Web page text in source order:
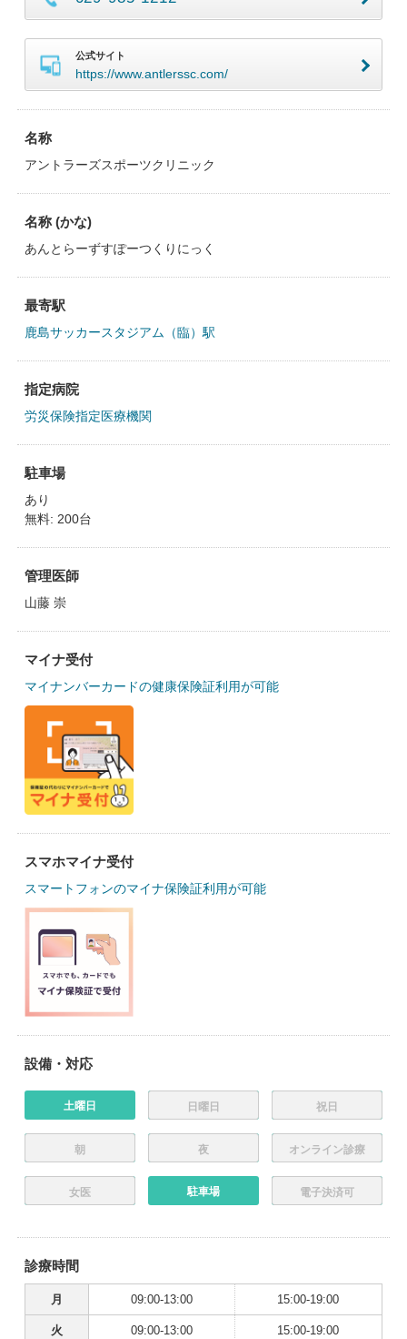
公式サイト
https://www.antlerssc.com/
名称
アントラーズスポーツクリニック
名称 (かな)
あんとらーずすぽーつくりにっく
最寄駅
鹿島サッカースタジアム（臨）駅
指定病院
労災保険指定医療機関
駐車場
あり
無料: 200台
管理医師
山藤 崇
マイナ受付
マイナンバーカードの健康保険証利用が可能
スマホマイナ受付
スマートフォンのマイナ保険証利用が可能
設備・対応
土曜日 日曜日 祝日
朝 夜 オンライン診療
女医 駐車場 電子決済可
診療時間
月 09:00-13:00 15:00-19:00
火 09:00-13:00 15:00-19:00